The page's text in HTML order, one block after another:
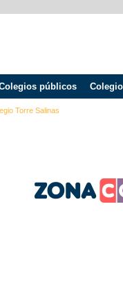
públicos
Torre Salinas